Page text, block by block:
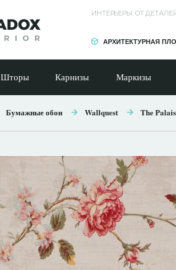
ИНТЕРЬЕРЫ: ОТ
АРХИТЕКТУРНАЯ
Шторы Карнизы Маркизы
Бумажные обои Wallquest The Palais